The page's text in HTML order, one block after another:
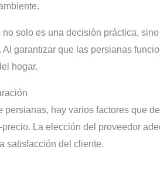
solo es una decisión práctica,
garantizar que las persianas
hogar.
hay varios factores que
La elección del proveedor
satisfacción del cliente.